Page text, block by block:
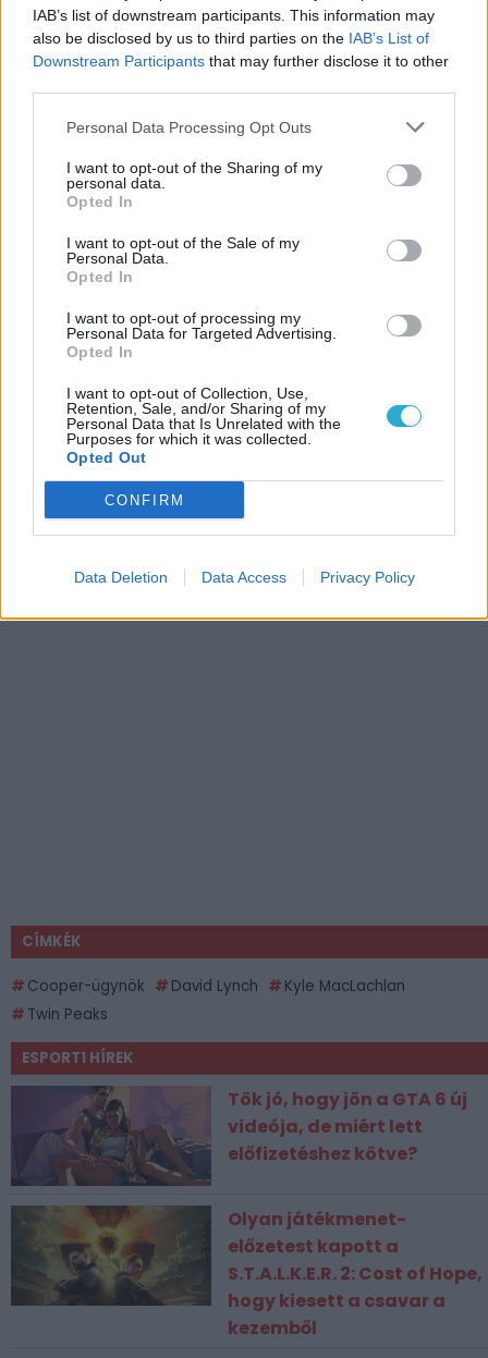
IAB’s list of downstream participants. This information may
also be disclosed by us to third parties on the IAB’s List of
Downstream Participants that may further disclose it to other
Personal Data Processing Opt Outs
I want to opt-out of the Sharing of my
personal data.
Opted In
I want to opt-out of the Sale of my
Personal Data.
Opted In
I want to opt-out of processing my
Personal Data for Targeted Advertising.
Opted In
I want to opt-out of Collection, Use,
Retention, Sale, and/or Sharing of my
Personal Data that Is Unrelated with the
Purposes for which it was collected.
Opted Out
CONFIRM
Data Deletion Data Access Privacy Policy
Megvan rá az esély, hogy egyszer
visszatér a Twin Peaks
LEGFRISSEBB VIDEÓNK
CÍMKÉK
Cooper-ügynök David Lynch
Kyle MacLachlan
Twin Peaks
ESPORT1 HÍREK
Tök jó, hogy jön a GTA 6 új
videója, de miért lett
előfizetéshez kötve?
Olyan játékmenet-
előzetest kapott a
S.T.A.L.K.E.R. 2: Cost of Hope,
hogy kiesett a csavar a
kezemből